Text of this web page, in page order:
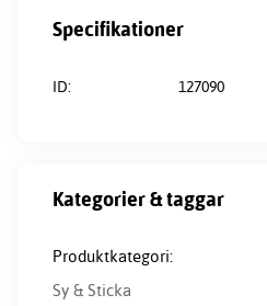
Specifikationer
ID: 127090
Kategorier & taggar
Produktkategori:
Sy & Sticka